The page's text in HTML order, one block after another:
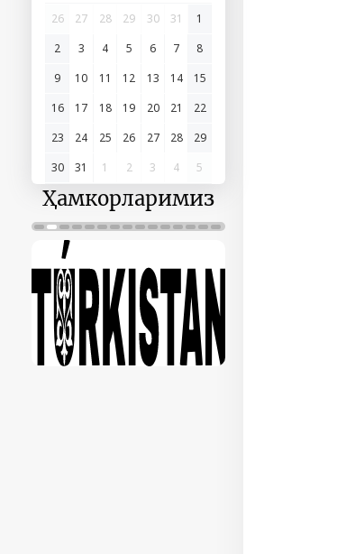
26
27 28 29 30 31
1
2
3 4 5 6 7
8
9
10 11 12 13 14
15
16
17 18 19 20 21
22
23
24 25 26 27 28
29
30
31 1 2 3 4 5
Ҳамкорларимиз